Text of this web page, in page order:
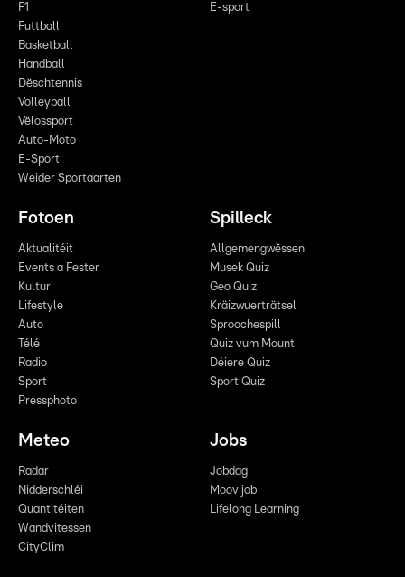
F1
Futtball
Basketball
Handball
Dëschtennis
Volleyball
Vëlossport
Auto-Moto
E-Sport
Weider Sportaarten
E-sport
Fotoen
Aktualitéit
Events a Fester
Kultur
Lifestyle
Auto
Télé
Radio
Sport
Pressphoto
Spilleck
Allgemengwëssen
Musek Quiz
Geo Quiz
Kräizwuerträtsel
Sproochespill
Quiz vum Mount
Déiere Quiz
Sport Quiz
Meteo
Radar
Nidderschléi
Quantitéiten
Wandvitessen
CityClim
Jobs
Jobdag
Moovijob
Lifelong Learning